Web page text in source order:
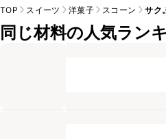
TOP スイーツ 洋菓子 スコーン サク
同じ材料の人気ラン